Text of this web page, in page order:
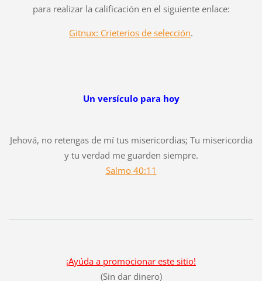
para realizar la calificación en el siguiente enlace:
Gitnux: Crieterios de selección.
Un versículo para hoy
Jehová, no retengas de mí tus misericordias; Tu misericordia
y tu verdad me guarden siempre.
Salmo 40:11
¡Ayúda a promocionar este sitio!
(Sin dar dinero)